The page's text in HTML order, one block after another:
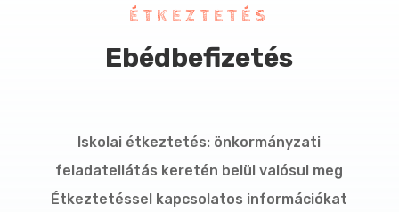
ÉTKEZTETÉS
Ebédbefizetés
Iskolai étkeztetés: önkormányzati
feladatellátás keretén belül valósul meg
Étkeztetéssel kapcsolatos információkat